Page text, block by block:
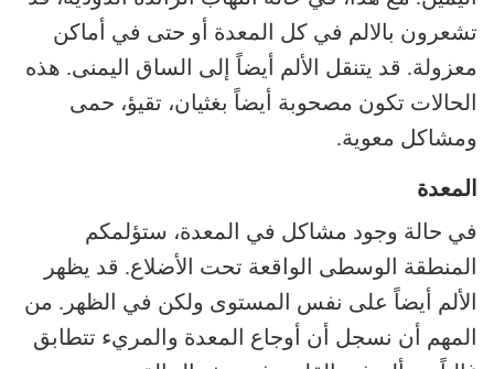
تشعرون بالالم في كل المعدة أو حتى في أماكن
معزولة. قد يتنقل الألم أيضاً إلى الساق اليمنى. هذه
الحالات تكون مصحوبة أيضاً بغثيان، تقيؤ، حمى
ومشاكل معوية.
المعدة
في حالة وجود مشاكل في المعدة، ستؤلمكم
المنطقة الوسطى الواقعة تحت الأضلاع. قد يظهر
الألم أيضاً على نفس المستوى ولكن في الظهر. من
المهم أن نسجل أن أوجاع المعدة والمريء تتطابق